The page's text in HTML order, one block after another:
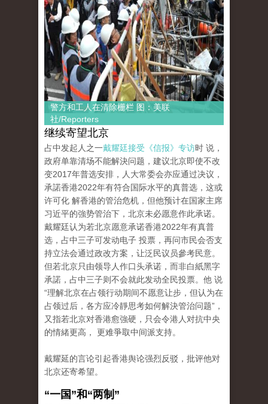
警方和工人在清除栅栏 图：美联
社/Reporters
继续寄望北京
占中发起人之一戴耀廷接受《信报》专访时 说，
政府单靠清场不能解決问题，建议北京即使不改
变2017年普选安排，人大常委会亦应通过决议，
承諾香港2022年有符合国际水平的真普选，这或
许可化 解香港的管治危机，但他预计在国家主席
习近平的強势管治下，北京未必愿意作此承诺。
戴耀廷认为若北京愿意承诺香港2022年有真普
选，占中三子可发动电子 投票，再问市民会否支
持立法会通过政改方案，让泛民议员參考民意。
但若北京只由领导人作口头承诺，而非白紙黑字
承諾，占中三子则不会就此发动全民投票。他 说
“理解北京在占领行动期间不愿意让步，但认为在
占领过后，各方应冷靜思考如何解決管治问题”，
又指若北京对香港愈強硬，只会令港人对抗中央
的情緒更高， 更难爭取中间派支持。
戴耀延的言论引起香港舆论强烈反驳，批评他对
北京还寄希望。
“一国”和“两制”